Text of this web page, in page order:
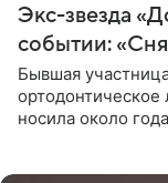
Экс-звезда
событии:
Бывшая
носила около